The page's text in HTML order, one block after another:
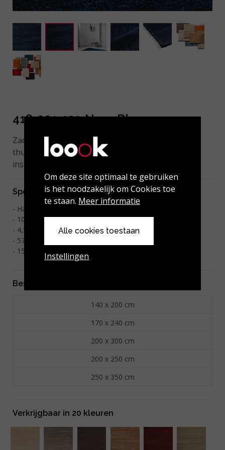
418-001-129 Navy Blue
Zacht en rustgevend uni tapijt dat zich helemaal
thuisvoelt binnen interieurs van uiteenlopende
inspiratie. Maatwerk mogelijk.
Specificaties
Handgeknoopt
100% handgesponnen wol
4,5 kg/m
57800 knopen/m
15 mm dik
Beschikbare afmetingen
140 x 200 cm
170 x 240 cm
200 x 300 cm
200 x 250 cm
250 x 350 cm
Verkrijgbaar in 20 kleuren
Om deze site optimaal te gebruiken
is het noodzakelijk om Cookies toe
te staan. Meer informatie
Alle cookies toestaan
Instellingen